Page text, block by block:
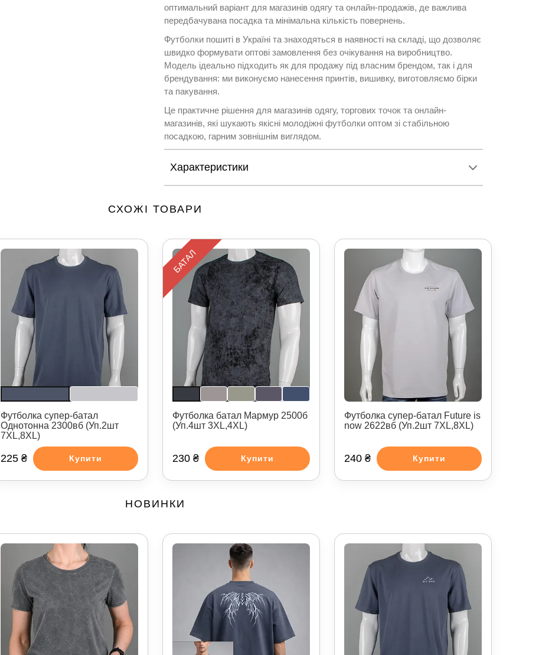
оптимальний варіант для магазинів одягу та онлайн-продажів, де важлива
передбачувана посадка та мінімальна кількість повернень.
Футболки пошиті в Україні та знаходяться в наявності на складі, що дозволяє
швидко формувати оптові замовлення без очікування на виробництво.
Модель ідеально підходить як для продажу під власним брендом, так і для
брендування: ми виконуємо нанесення принтів, вишивку, виготовляємо бірки
та пакування.
Це практичне рішення для магазинів одягу, торгових точок та онлайн-
магазинів, які шукають якісні молодіжні футболки оптом зі стабільною
посадкою, гарним зовнішнім виглядом.
Характеристики
СХОЖІ ТОВАРИ
Футболка супер-батал
Однотонна 2300вб (Уп.2шт
7XL,8XL)
225 ₴ Купити
БАТАЛ
Футболка батал Мармур 2500б
(Уп.4шт 3XL,4XL)
230 ₴ Купити
Футболка супер-батал Future is
now 2622вб (Уп.2шт 7XL,8XL)
240 ₴ Купити
НОВИНКИ